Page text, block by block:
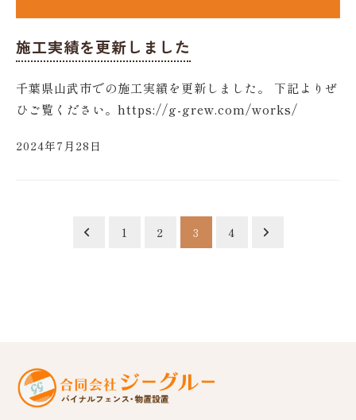
施工実績を更新しました
千葉県山武市での施工実績を更新しました。 下記よりぜ
ひご覧ください。https://g-grew.com/works/
2024年7月28日
ゲ
ー
1 2 3 4